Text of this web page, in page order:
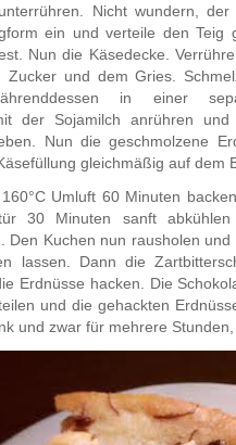
Nicht wundern,
ein und verteile den Teig
Nun die Käsedecke.
Zucker und dem Gries.
in einer
der Sojamilch anrühren
Nun die geschmolzene
gleichmäßig auf dem
Umluft 60 Minuten
30 Minuten sanft
Den Kuchen nun rausholen
lassen. Dann die
Erdnüsse hacken. Die
und die gehackten
und zwar für mehrere